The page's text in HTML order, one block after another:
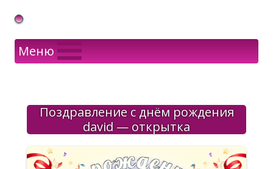
Gif Открытки в подарок
Меню
Поздравление с днём рождения
david — открытка